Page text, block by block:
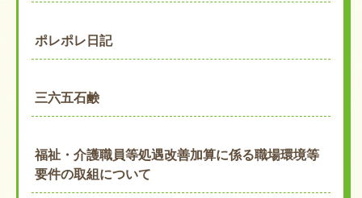
ポレポレ日記
三六五石鹸
福祉・介護職員等処遇改善加算に係る職場環境等
要件の取組について